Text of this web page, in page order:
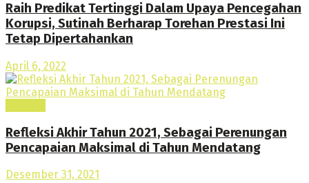
Raih Predikat Tertinggi Dalam Upaya Pencegahan
Korupsi, Sutinah Berharap Torehan Prestasi Ini
Tetap Dipertahankan
April 6, 2022
Refleksi Akhir Tahun 2021, Sebagai Perenungan
Pencapaian Maksimal di Tahun Mendatang
Desember 31, 2021